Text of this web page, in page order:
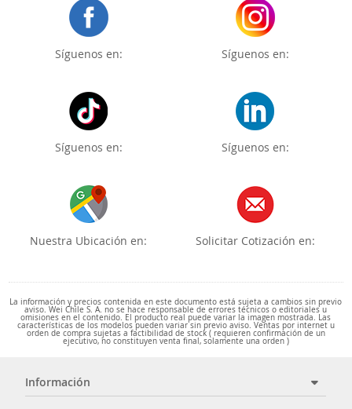
Síguenos en: Síguenos en:
Síguenos en: Síguenos en:
Nuestra Ubicación en: Solicitar Cotización en:
La información y precios contenida en este documento está sujeta a cambios sin previo
aviso. Wei Chile S. A. no se hace responsable de errores técnicos o editoriales u
omisiones en el contenido. El producto real puede variar la imagen mostrada. Las
características de los modelos pueden variar sin previo aviso. Ventas por internet u
orden de compra sujetas a factibilidad de stock ( requieren confirmación de un
ejecutivo, no constituyen venta final, solamente una orden )
Información